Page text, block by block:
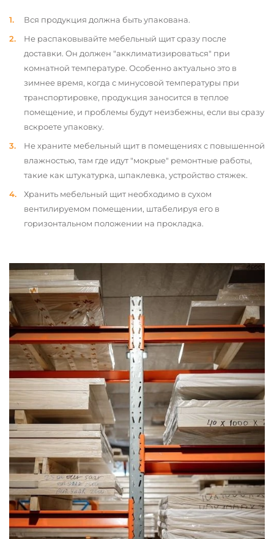
Вся продукция должна быть упакована.
Не распаковывайте мебельный щит сразу после
доставки. Он должен "акклиматизироваться" при
комнатной температуре. Особенно актуально это в
зимнее время, когда с минусовой температуры при
транспортировке, продукция заносится в теплое
помещение, и проблемы будут неизбежны, если вы сразу
вскроете упаковку.
Не храните мебельный щит в помещениях с повышенной
влажностью, там где идут "мокрые" ремонтные работы,
такие как штукатурка, шпаклевка, устройство стяжек.
Хранить мебельный щит необходимо в сухом
вентилируемом помещении, штабелируя его в
горизонтальном положении на прокладка.